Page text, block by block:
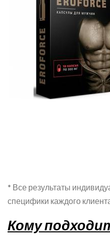
* Все результаты
специфики каждого
Кому